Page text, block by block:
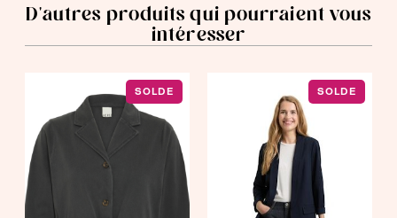
D'autres produits qui pourraient vous
intéresser
SOLDE SOLDE